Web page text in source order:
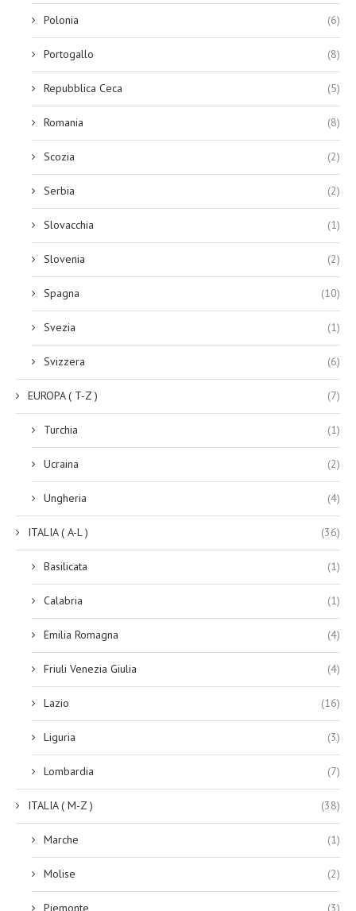
Polonia (6)
Portogallo (8)
Repubblica Ceca (5)
Romania (8)
Scozia (2)
Serbia (2)
Slovacchia (1)
Slovenia (2)
Spagna (10)
Svezia (1)
Svizzera (6)
EUROPA ( T-Z ) (7)
Turchia (1)
Ucraina (2)
Ungheria (4)
ITALIA ( A-L ) (36)
Basilicata (1)
Calabria (1)
Emilia Romagna (4)
Friuli Venezia Giulia (4)
Lazio (16)
Liguria (3)
Lombardia (7)
ITALIA ( M-Z ) (38)
Marche (1)
Molise (2)
Piemonte (3)